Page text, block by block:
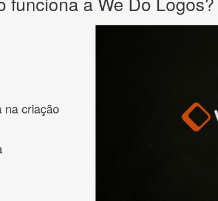
na criação